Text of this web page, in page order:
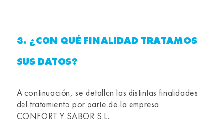
3. ¿CON QUÉ FINALIDAD TRATAMOS
SUS DATOS?
A continuación, se detallan las distintas finalidades
del tratamiento por parte de la empresa
CONFORT Y SABOR S.L.